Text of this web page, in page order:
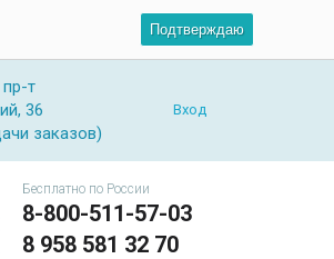
Подтверждаю
т
36
заказов)
Вход
Бесплатно по России
8-800-511-57-03
8 958 581 32 70